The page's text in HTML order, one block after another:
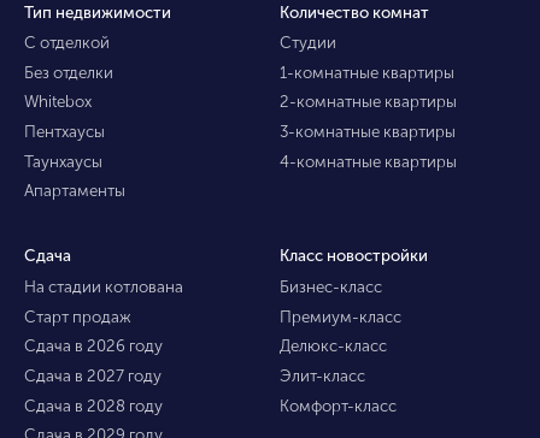
Тип недвижимости
С отделкой
Без отделки
Whitebox
Пентхаусы
Таунхаусы
Апартаменты
Количество комнат
Студии
1-комнатные квартиры
2-комнатные квартиры
3-комнатные квартиры
4-комнатные квартиры
Сдача
На стадии котлована
Старт продаж
Сдача в 2026 году
Сдача в 2027 году
Сдача в 2028 году
Класс новостройки
Бизнес-класс
Премиум-класс
Делюкс-класс
Элит-класс
Комфорт-класс